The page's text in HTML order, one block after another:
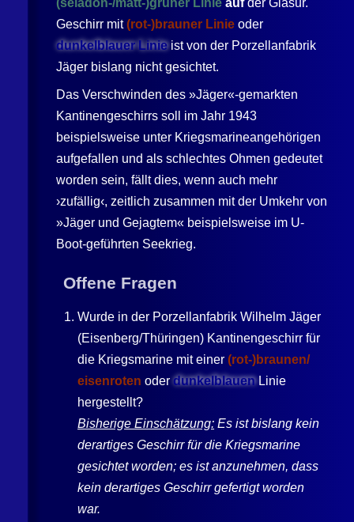
Geschirr mit(rot-)brauner Linie oder
dunkelblauer Linieist von der Porzellanfabrik
Jäger bislang nicht gesichtet.
Das Verschwinden des »Jäger«-gemarkten
Kantinengeschirrs soll im Jahr 1943
beispielsweise unter Kriegsmarineangehörigen
aufgefallen und als schlechtes Ohmen gedeutet
worden sein, fällt dies, wenn auch mehr
›zufällig‹, zeitlich zusammen mit der Umkehr von
»Jäger und Gejagtem« beispielsweise im U-
Boot-geführten Seekrieg.
Offene Fragen
Wurde in der PorzellanfabrikWilhelm Jäger
(Eisenberg/Thüringen) Kantinengeschirr für
die Kriegsmarine mit einer(rot-)braunen/
eisenroten oderdunkelblauenLinie
hergestellt?
Bisherige Einschätzung: Es ist bislang kein
derartiges Geschirr für die Kriegsmarine
gesichtet worden; es ist anzunehmen, dass
kein derartiges Geschirr gefertigt worden
war.